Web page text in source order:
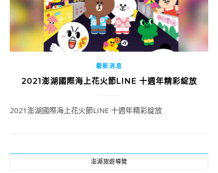
最新消息
2021澎湖國際海上花火節LINE 十週年精彩綻放
2021澎湖國際海上花火節LINE 十週年精彩綻放
澎湖旅遊導覽